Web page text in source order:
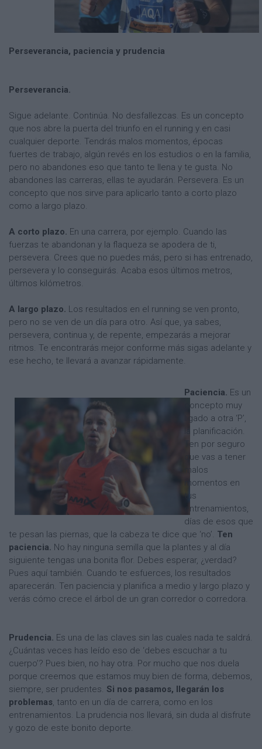
Perseverancia, paciencia y prudencia
Perseverancia.
Sigue adelante. Continúa. No desfallezcas. Es un concepto
que nos abre la puerta del triunfo en el running y en casi
cualquier deporte. Tendrás malos momentos, épocas
fuertes de trabajo, algún revés en los estudios o en la familia,
pero no abandones eso que tanto te llena y te gusta. No
abandones las carreras, ellas te ayudarán. Persevera. Es un
concepto que nos sirve para aplicarlo tanto a corto plazo
como a largo plazo.
A corto plazo. En una carrera, por ejemplo. Cuando las
fuerzas te abandonan y la flaqueza se apodera de ti,
persevera. Crees que no puedes más, pero si has entrenado,
persevera y lo conseguirás. Acaba esos últimos metros,
últimos kilómetros.
A largo plazo. Los resultados en el running se ven pronto,
pero no se ven de un día para otro. Así que, ya sabes,
persevera, continua y, de repente, empezarás a mejorar
ritmos. Te encontrarás mejor conforme más sigas adelante y
ese hecho, te llevará a avanzar rápidamente.
Paciencia. Es un
concepto muy
ligado a otra ‘P’,
la planificación.
Ten por seguro
que vas a tener
malos
momentos en
tus
entrenamientos,
días de esos que
te pesan las piernas, que la cabeza te dice que ‘no’. Ten
paciencia. No hay ninguna semilla que la plantes y al día
siguiente tengas una bonita flor. Debes esperar, ¿verdad?
Pues aquí también. Cuando te esfuerces, los resultados
aparecerán. Ten paciencia y planifica a medio y largo plazo y
verás cómo crece el árbol de un gran corredor o corredora.
Prudencia. Es una de las claves sin las cuales nada te saldrá.
¿Cuántas veces has leído eso de ‘debes escuchar a tu
cuerpo’? Pues bien, no hay otra. Por mucho que nos duela
porque creemos que estamos muy bien de forma, debemos,
siempre, ser prudentes. Si nos pasamos, llegarán los
problemas, tanto en un día de carrera, como en los
entrenamientos. La prudencia nos llevará, sin duda al disfrute
y gozo de este bonito deporte.